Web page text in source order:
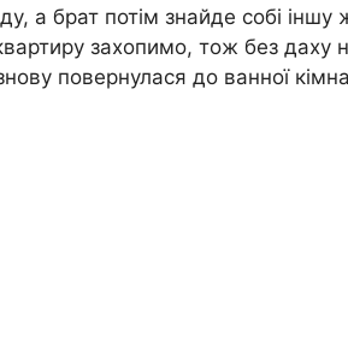
а брат потім знайде собі
захопимо, тож без даху
повернулася до ванної